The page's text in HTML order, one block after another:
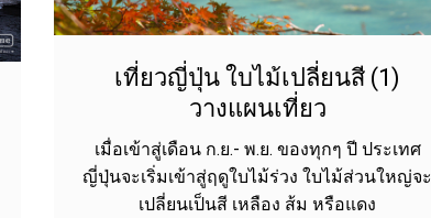
เที่ยวญี่ปุ่น ใบไม้เปลี่ยนสี (1)
วางแผนเที่ยว
เมื่อเข้าสู่เดือน ก.ย.- พ.ย. ของทุกๆ ปี ประเทศ
ญี่ปุ่นจะเริ่มเข้าสู่ฤดูใบไม้ร่วง ใบไม้ส่วนใหญ่จะ
เปลี่ยนเป็นสี เหลือง ส้ม หรือแดง